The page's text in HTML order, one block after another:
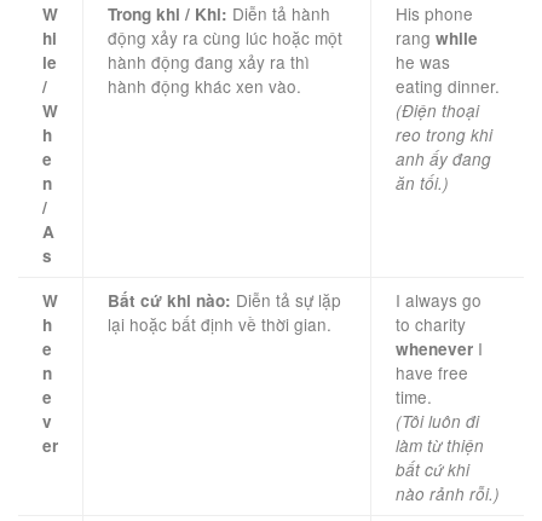
W
hi
le
/
W
h
e
n
/
A
s
Trong khi / Khi: Diễn tả hành
động xảy ra cùng lúc hoặc một
hành động đang xảy ra thì
hành động khác xen vào.
His phone
rang while
he was
eating dinner.
(Điện thoại
reo trong khi
anh ấy đang
ăn tối.)
W
h
e
n
e
v
er
Bất cứ khi nào: Diễn tả sự lặp
lại hoặc bất định về thời gian.
I always go
to charity
whenever I
have free
time.
(Tôi luôn đi
làm từ thiện
bất cứ khi
nào rảnh rỗi.)